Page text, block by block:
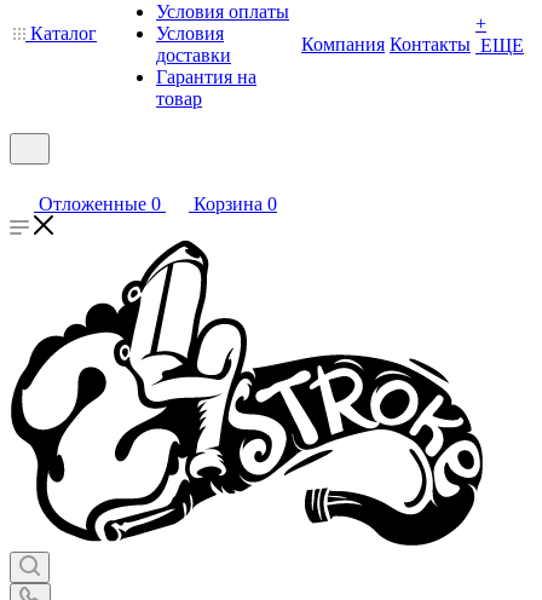
Каталог
Условия оплаты
Условия
доставки
Гарантия на
товар
Компания Контакты
+
ЕЩЕ
Отложенные 0 Корзина 0